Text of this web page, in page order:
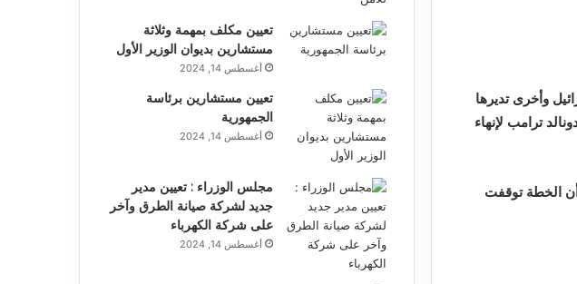
تعيين مكلف بمهمة وثلاثة
مستشارين بديوان الوزير الأول
أغسطس 14, 2024
تعيين مستشارين برئاسة
الجمهورية
أغسطس 14, 2024
مجلس الوزراء : تعيين مدير
جديد لشركة صيانة الطرق وآخر
على شركة الكهرباء
أغسطس 14, 2024